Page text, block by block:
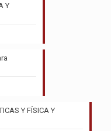
Y
Y FÍSICA Y